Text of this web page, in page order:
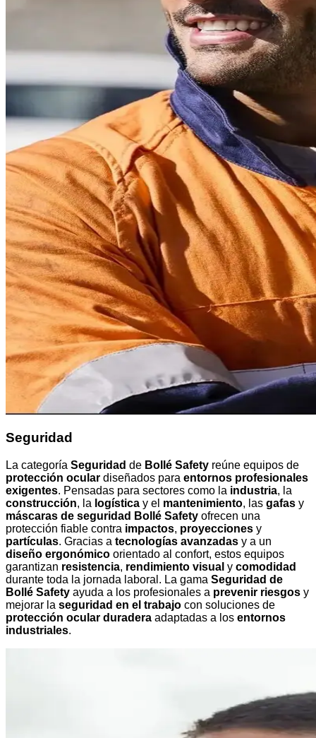
Seguridad
La categoría Seguridad de Bollé Safety reúne equipos de
protección ocular diseñados para entornos profesionales
exigentes. Pensadas para sectores como la industria, la
construcción, la logística y el mantenimiento, las gafas y
máscaras de seguridad Bollé Safety ofrecen una
protección fiable contra impactos, proyecciones y
partículas. Gracias a tecnologías avanzadas y a un
diseño ergonómico orientado al confort, estos equipos
garantizan resistencia, rendimiento visual y comodidad
durante toda la jornada laboral. La gama Seguridad de
Bollé Safety ayuda a los profesionales a prevenir riesgos y
mejorar la seguridad en el trabajo con soluciones de
protección ocular duradera adaptadas a los entornos
industriales.